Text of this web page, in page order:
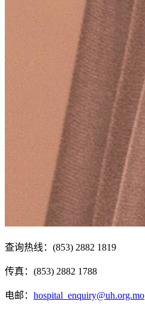
查询热线：(853) 2882 1819
传真：(853) 2882 1788
电邮： hospital_enquiry@uh.org.mo